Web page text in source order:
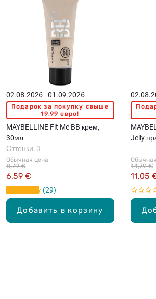
Добавить в корзину
02.08.2026 - 01.09.2026
Подарок за покупку свыше
19,99 евро!
MAYBELLINE Fit Me BB крем,
30мл
Обычная цена
6,59 €
8,79 €
Оттенки: 3
29
Jelly
11,05
14,79 €